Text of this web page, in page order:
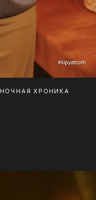
НОЧНАЯ ХРОНИКА